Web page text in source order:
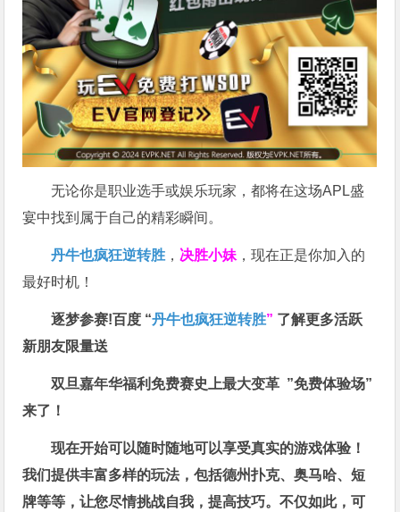
无论你是职业选手或娱乐玩家，都将在这场APL盛
宴中找到属于自己的精彩瞬间。
丹牛也疯狂逆转胜 ， 决胜小妹 ，现在正是你加入的
最好时机！
逐梦参赛!百度 “丹牛也疯狂逆转胜” 了解更多活跃
新朋友限量送
双旦嘉年华福利免费赛史上最大变革 ”免费体验场”
来了！
现在开始可以随时随地可以享受真实的游戏体验！
我们提供丰富多样的玩法，包括德州扑克、奥马哈、短
牌等等，让您尽情挑战自我，提高技巧。不仅如此，可